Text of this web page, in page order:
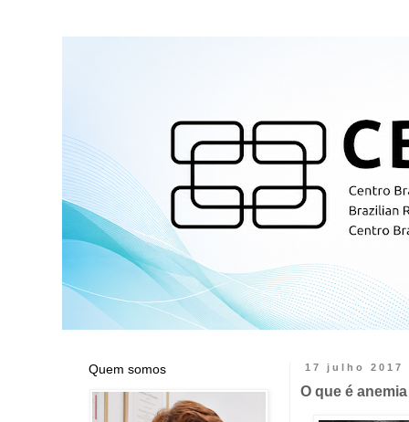
17 julho 2017
O que é
Quem somos